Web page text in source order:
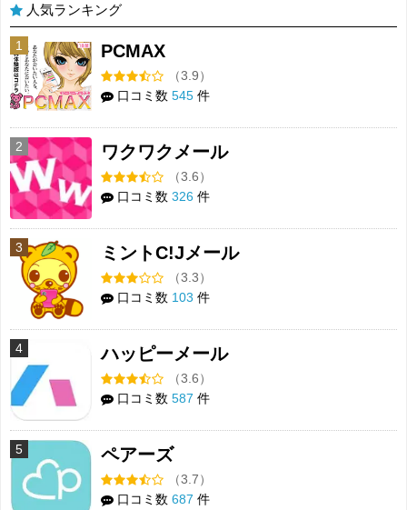
人気ランキング
1 PCMAX
（3.9）
口コミ数 545 件
2 ワクワクメール
（3.6）
口コミ数 326 件
3 ミントC!Jメール
（3.3）
口コミ数 103 件
4 ハッピーメール
（3.6）
口コミ数 587 件
5 ペアーズ
（3.7）
口コミ数 687 件